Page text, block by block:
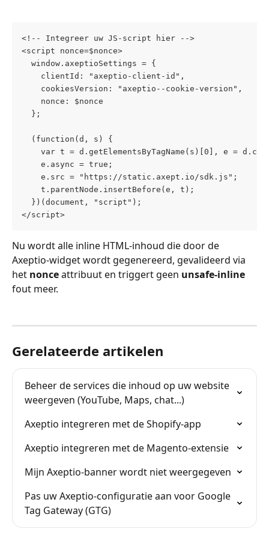
<!-- Integreer uw JS-script hier -->
<script nonce=$nonce>
    nonce: $nonce
  };
  (function(d, s) {
var t = d.getElementsByTagName(s)[0],
    e.async = true;
e.src = "https://static.axept.io/
    t.parentNode.insertBefore(e, t);
  })(document, "script");
</script>
Nu wordt alle inline HTML-inhoud die door de
Axeptio-widget wordt gegenereerd, gevalideerd via
het nonce attribuut en triggert geen unsafe-inline
fout meer.
Gerelateerde artikelen
Beheer de services die inhoud op uw website
weergeven (YouTube, Maps, chat...)
Axeptio integreren met de Shopify-app
Axeptio integreren met de Magento-extensie
Mijn Axeptio-banner wordt niet weergegeven
Pas uw Axeptio-configuratie aan voor Google
Tag Gateway (GTG)